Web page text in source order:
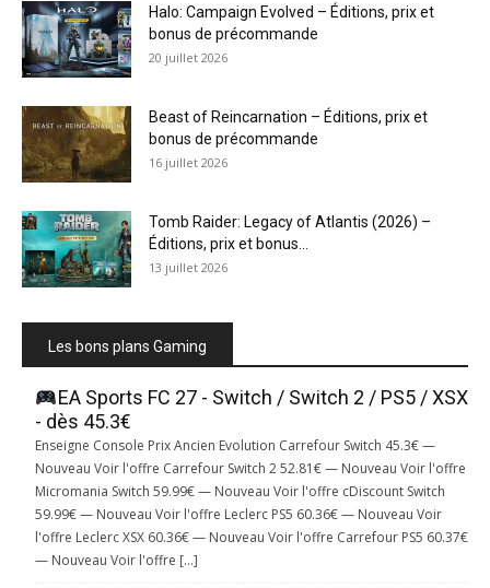
Halo: Campaign Evolved – Éditions, prix et
bonus de précommande
20 juillet 2026
Beast of Reincarnation – Éditions, prix et
bonus de précommande
16 juillet 2026
Tomb Raider: Legacy of Atlantis (2026) –
Éditions, prix et bonus...
13 juillet 2026
Les bons plans Gaming
EA Sports FC 27 - Switch / Switch 2 / PS5 / XSX
- dès 45.3€
Enseigne Console Prix Ancien Evolution Carrefour Switch 45.3€ —
Nouveau Voir l'offre Carrefour Switch 2 52.81€ — Nouveau Voir l'offre
Micromania Switch 59.99€ — Nouveau Voir l'offre cDiscount Switch
59.99€ — Nouveau Voir l'offre Leclerc PS5 60.36€ — Nouveau Voir
l'offre Leclerc XSX 60.36€ — Nouveau Voir l'offre Carrefour PS5 60.37€
— Nouveau Voir l'offre […]